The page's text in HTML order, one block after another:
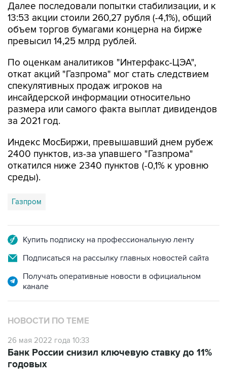
Далее последовали попытки стабилизации, и к
13:53 акции стоили 260,27 рубля (-4,1%), общий
объем торгов бумагами концерна на бирже
превысил 14,25 млрд рублей.
По оценкам аналитиков "Интерфакс-ЦЭА",
откат акций "Газпрома" мог стать следствием
спекулятивных продаж игроков на
инсайдерской информации относительно
размера или самого факта выплат дивидендов
за 2021 год.
Индекс МосБиржи, превышавший днем рубеж
2400 пунктов, из-за упавшего "Газпрома"
откатился ниже 2340 пунктов (-0,1% к уровню
среды).
Газпром
Купить подписку на профессиональную ленту
Подписаться на рассылку главных новостей сайта
Получать оперативные новости в официальном
канале
НОВОСТИ ПО ТЕМЕ
26 мая 2022 года 10:33
Банк России снизил ключевую ставку до 11%
годовых